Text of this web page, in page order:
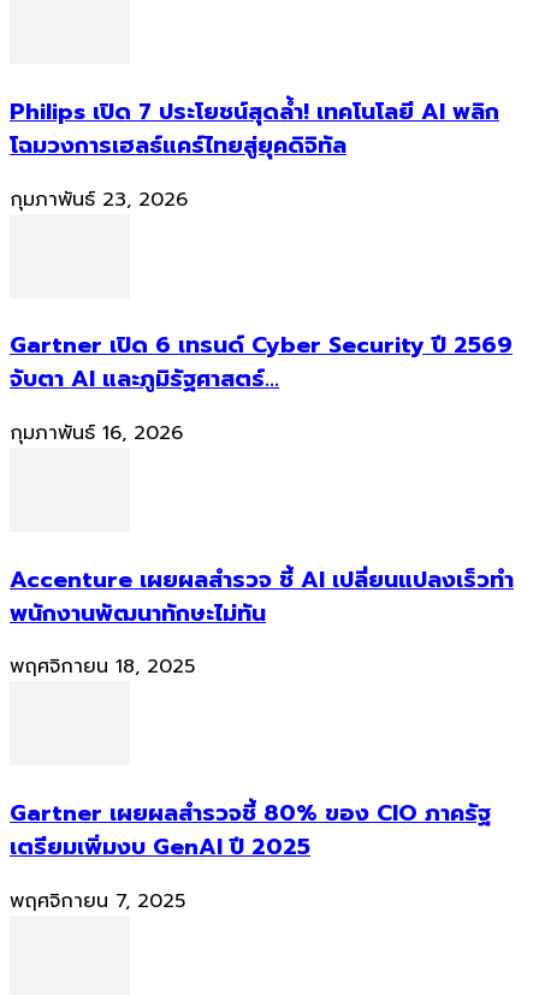
Philips เปิด 7 ประโยชน์สุดล้ำ! เทคโนโลยี AI พลิก
โฉมวงการเฮลธ์แคร์ไทยสู่ยุคดิจิทัล
กุมภาพันธ์ 23, 2026
Gartner เปิด 6 เทรนด์ Cyber Security ปี 2569
จับตา AI และภูมิรัฐศาสตร์...
กุมภาพันธ์ 16, 2026
Accenture เผยผลสำรวจ ชี้ AI เปลี่ยนแปลงเร็วทำ
พนักงานพัฒนาทักษะไม่ทัน
พฤศจิกายน 18, 2025
Gartner เผยผลสำรวจชี้ 80% ของ CIO ภาครัฐ
เตรียมเพิ่มงบ GenAI ปี 2025
พฤศจิกายน 7, 2025